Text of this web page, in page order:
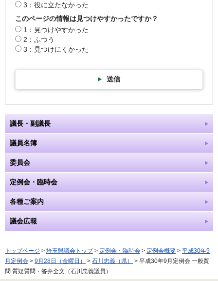
3：役に立たなかった
このページの情報は見つけやすかったですか？
1：見つけやすかった
2：ふつう
3：見つけにくかった
送信
議長・副議長
議員名簿
委員会
定例会・臨時会
各種ご案内
議会広報
トップページ > 埼玉県議会トップ> 定例会・臨時会 > 定例会概要 > 平成30年9
月定例会 > 9月28日（金曜日） > 石川忠義（県）
> 平成30年9月定例会 一般質
問 質疑質問・答弁全文（石川忠義議員）